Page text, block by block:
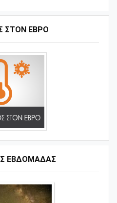
ΣΤΟΝ ΕΒΡΟ
ΕΒΔΟΜΑΔΑΣ